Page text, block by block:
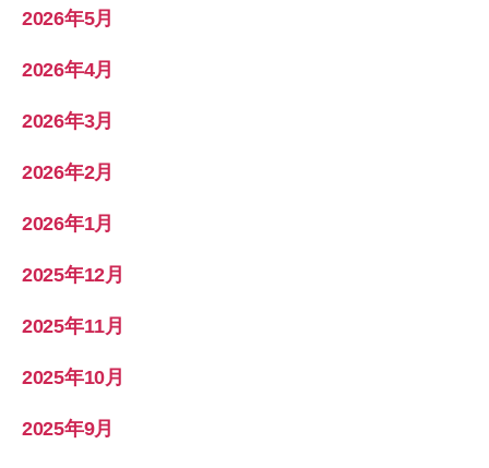
2026年5月
2026年4月
2026年3月
2026年2月
2026年1月
2025年12月
2025年11月
2025年10月
2025年9月